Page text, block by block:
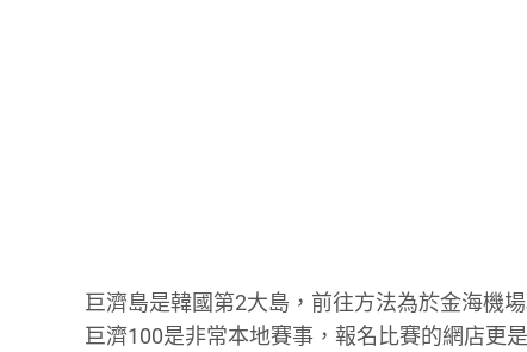
巨濟島是韓國第2大島，前往方法為於金海機
巨濟100是非常本地賽事，報名比賽的網店更